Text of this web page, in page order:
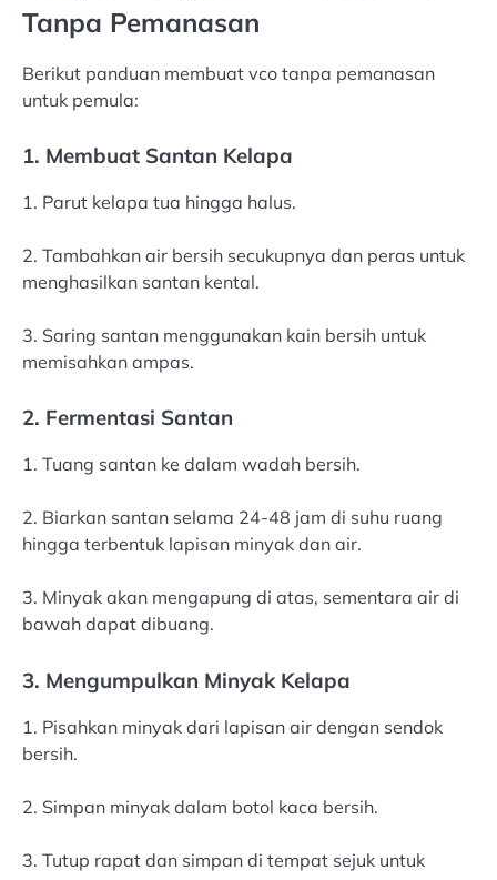
Tanpa Pemanasan
Berikut panduan membuat vco tanpa pemanasan
untuk pemula:
1. Membuat Santan Kelapa
1. Parut kelapa tua hingga halus.
2. Tambahkan air bersih secukupnya dan peras untuk
menghasilkan santan kental.
3. Saring santan menggunakan kain bersih untuk
memisahkan ampas.
2. Fermentasi Santan
1. Tuang santan ke dalam wadah bersih.
2. Biarkan santan selama 24-48 jam di suhu ruang
hingga terbentuk lapisan minyak dan air.
3. Minyak akan mengapung di atas, sementara air di
bawah dapat dibuang.
3. Mengumpulkan Minyak Kelapa
1. Pisahkan minyak dari lapisan air dengan sendok
bersih.
2. Simpan minyak dalam botol kaca bersih.
3. Tutup rapat dan simpan di tempat sejuk untuk